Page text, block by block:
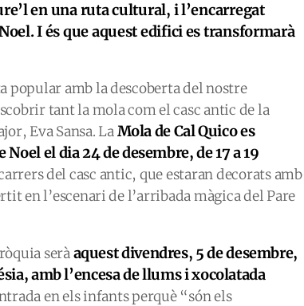
en una ruta cultural, i l’encarregat
I és que aquest edifici es transformarà
popular amb la descoberta del nostre
tant la mola com el casc antic de la
Eva Sansa. LaMola de Cal Quico es
el dia 24 de desembre, de 17 a 19
del casc antic, que estaran decorats amb
en l’escenari de l’arribada màgica del Pare
seràaquest divendres, 5 de desembre,
amb l’encesa de llums i xocolatada
en els infants perquè “són els